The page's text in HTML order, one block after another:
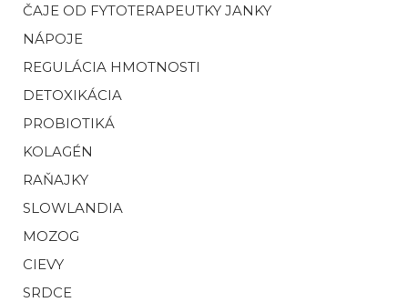
ČAJE OD FYTOTERAPEUTKY JANKY
NÁPOJE
REGULÁCIA HMOTNOSTI
DETOXIKÁCIA
PROBIOTIKÁ
KOLAGÉN
RAŇAJKY
SLOWLANDIA
MOZOG
CIEVY
SRDCE